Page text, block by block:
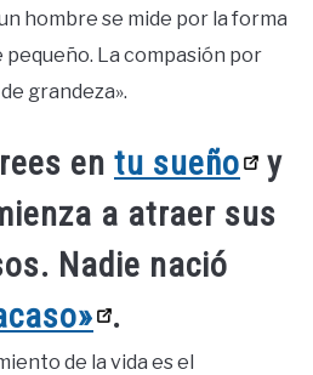
hombre se mide por la forma
La compasión por
grandeza».
en tu sueño
y
a atraer sus
Nadie nació
.
de la vida es el